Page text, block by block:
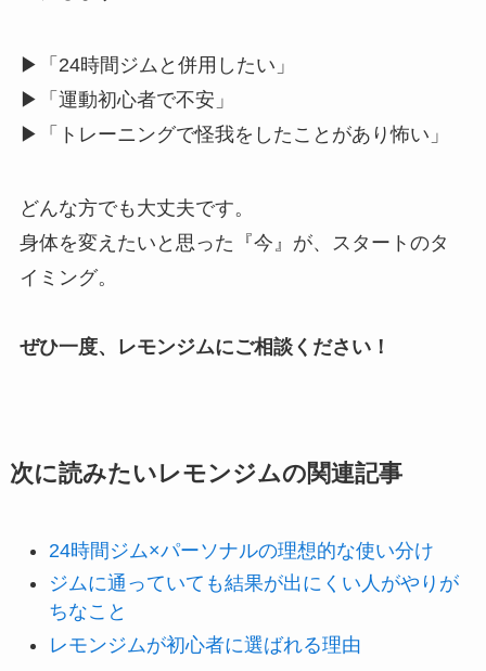
▶「24時間ジムと併用したい」
▶「運動初心者で不安」
▶「トレーニングで怪我をしたことがあり怖い」
どんな方でも大丈夫です。
身体を変えたいと思った『今』が、スタートのタ
イミング。
ぜひ一度、レモンジムにご相談ください！
次に読みたいレモンジムの関連記事
24時間ジム×パーソナルの理想的な使い分け
ジムに通っていても結果が出にくい人がやりが
ちなこと
レモンジムが初心者に選ばれる理由